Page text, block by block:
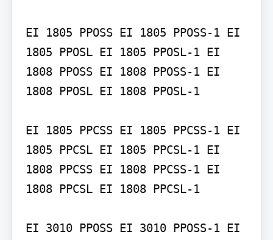
EI 1805 PPOSS EI 1805 PPOSS-1 EI
1805 PPOSL EI 1805 PPOSL-1 EI
1808 PPOSS EI 1808 PPOSS-1 EI
1808 PPOSL EI 1808 PPOSL-1
EI 1805 PPCSS EI 1805 PPCSS-1 EI
1805 PPCSL EI 1805 PPCSL-1 EI
1808 PPCSS EI 1808 PPCSS-1 EI
1808 PPCSL EI 1808 PPCSL-1
EI 3010 PPOSS EI 3010 PPOSS-1 EI